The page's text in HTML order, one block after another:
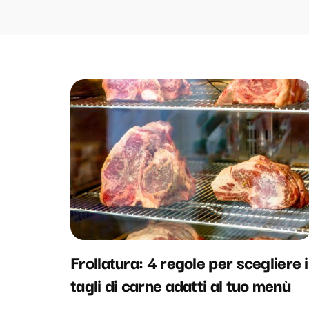
Frollatura: 4 regole per scegliere i
tagli di carne adatti al tuo menù